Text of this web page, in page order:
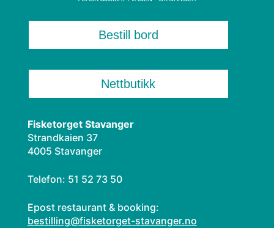
Bestill bord
Nettbutikk
Fisketorget Stavanger
Strandkaien 37
4005 Stavanger
Telefon: 51 52 73 50
Epost restaurant & booking:
bestilling@fisketorget-stavanger.no